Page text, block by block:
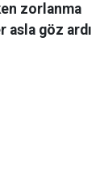
zorlanma
göz ardı